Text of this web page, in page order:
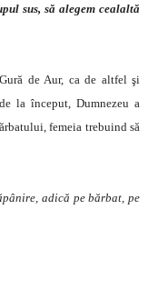
sus, să alegem cealaltă
de Aur, ca de altfel şi
la început, Dumnezeu a
femeia trebuind să
adică pe bărbat, pe